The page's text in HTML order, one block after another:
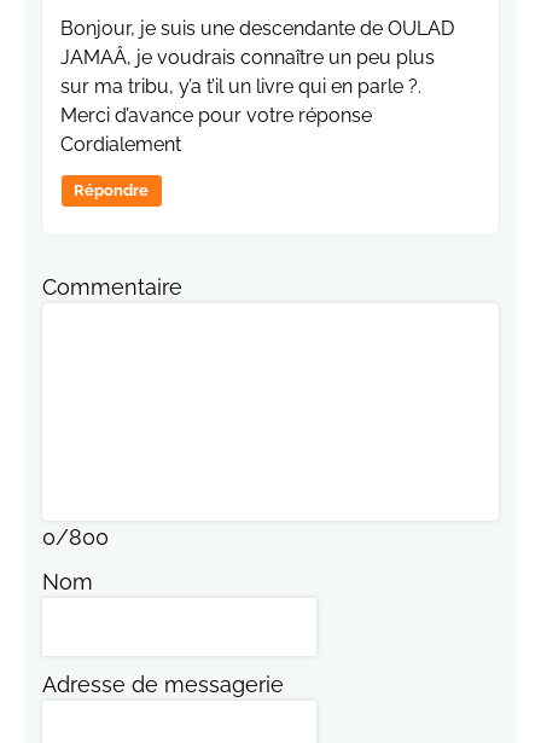
Bonjour, je suis une descendante de OULAD
JAMAÂ, je voudrais connaître un peu plus
sur ma tribu, y’a t’il un livre qui en parle ?.
Merci d’avance pour votre réponse
Cordialement
Répondre
Commentaire
0/800
Nom
Adresse de messagerie